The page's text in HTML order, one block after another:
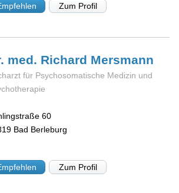
Zum Profil
med. Richard Mersmann
für Psychosomatische Medizin und
60
Bad Berleburg
Zum Profil